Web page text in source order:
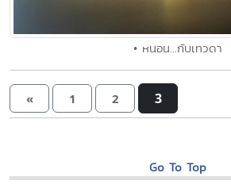
• หนอน...กับเทวดา
« 1 2 3
Go To Top